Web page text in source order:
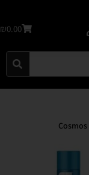
₪0.00